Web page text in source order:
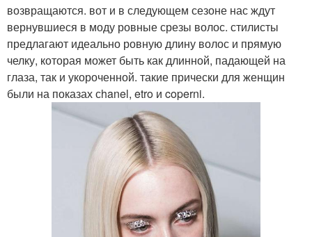
возвращаются. вот и в следующем сезоне нас ждут
вернувшиеся в моду ровные срезы волос. стилисты
предлагают идеально ровную длину волос и прямую
челку, которая может быть как длинной, падающей на
глаза, так и укороченной. такие прически для женщин
были на показах сhanel, etro и coperni.